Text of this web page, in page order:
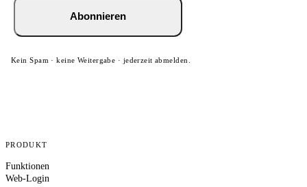
Abonnieren
Kein Spam · keine Weitergabe · jederzeit abmelden.
PRODUKT
Funktionen
Web-Login